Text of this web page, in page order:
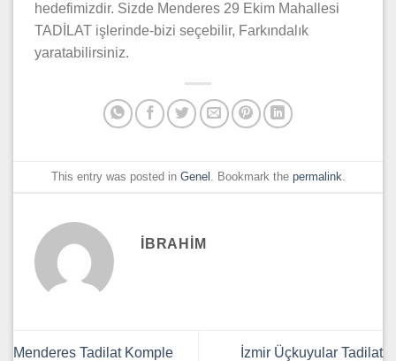
hedefimizdir. Sizde Menderes 29 Ekim Mahallesi
TADİLAT işlerinde-bizi seçebilir, Farkındalık
yaratabilirsiniz.
This entry was posted in Genel . Bookmark the permalink
IBRAHIM
Menderes Tadilat Komple
İzmir Üçkuyular Tadilat